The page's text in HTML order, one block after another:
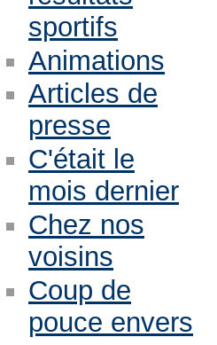
sportifs
Animations
Articles de
presse
C'était le
mois dernier
Chez nos
voisins
Coup de
pouce envers